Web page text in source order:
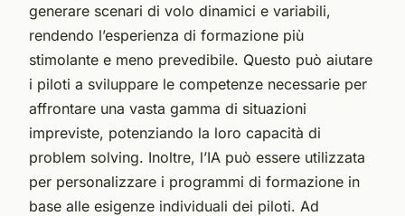
generare scenari di volo dinamici e variabili,
rendendo l’esperienza di formazione più
stimolante e meno prevedibile. Questo può aiutare
i piloti a sviluppare le competenze necessarie per
affrontare una vasta gamma di situazioni
impreviste, potenziando la loro capacità di
problem solving. Inoltre, l’IA può essere utilizzata
per personalizzare i programmi di formazione in
base alle esigenze individuali dei piloti. Ad